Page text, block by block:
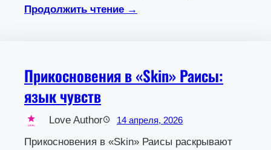
Продолжить чтение →
Прикосновения в «Skin» Раисы:
язык чувств
Love Author 14 апреля, 2026
Прикосновения в «Skin» Раисы раскрывают